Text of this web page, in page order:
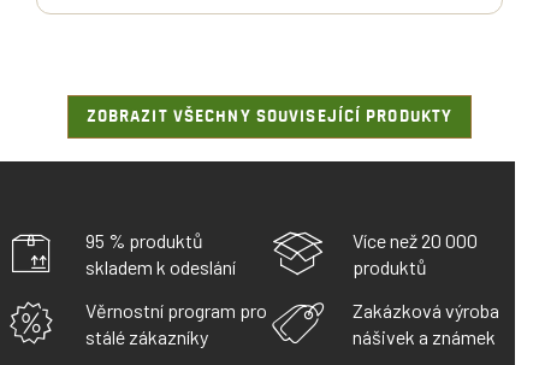
ZOBRAZIT VŠECHNY SOUVISEJÍCÍ PRODUKTY
95 % produktů
skladem k odeslání
Více než 20 000
produktů
Věrnostní program pro
stálé zákazníky
Zakázková výroba
nášivek a známek